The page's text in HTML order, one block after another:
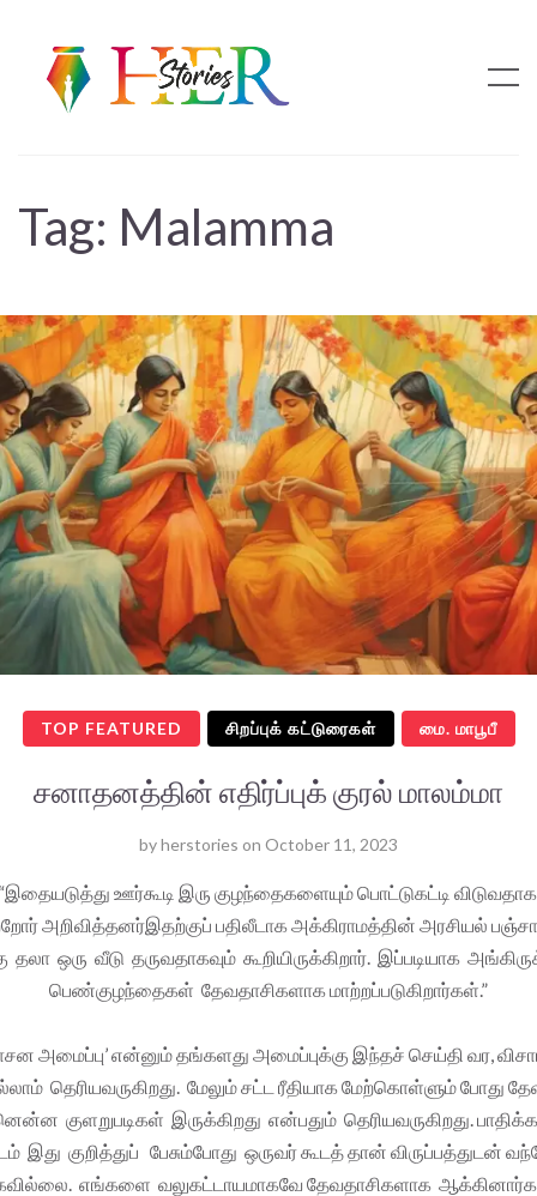
Tag: Malamma
TOP FEATURED சிறப்புக் கட்டுரைகள் மை. மாபூபீ
சனாதனத்தின் எதிர்ப்புக் குரல் மாலம்மா
byherstories on October 11, 2023
ஊர்கூடி இரு குழந்தைகளையும் பொட்டுகட்டி
அறிவித்தனர்இதற்குப் பதிலீடாக அக்கிராமத்தின் அரசியல்
தலா ஒரு வீடு தருவதாகவும் கூறியிருக்கிறார். இப்படியாக
பெண்குழந்தைகள் தேவதாசிகளாக மாற்றப்படுகிறார்கள்.”
அமைப்பு’ என்னும் தங்களது அமைப்புக்கு இந்தச் செய்தி வர,
தெரியவருகிறது. மேலும் சட்ட ரீதியாக மேற்கொள்ளும் போது
குளறுபடிகள் இருக்கிறது என்பதும் தெரியவருகிறது.
இது குறித்துப் பேசும்போது ஒருவர் கூடத் தான் விருப்பத்துடன்
எங்களை வலுகட்டாயமாகவே தேவதாசிகளாக